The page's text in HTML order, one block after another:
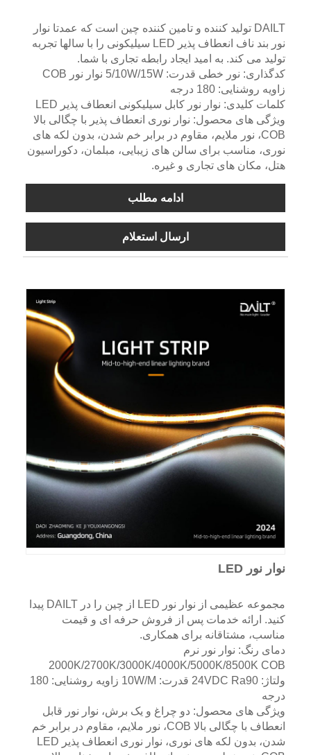
DAILT تولید کننده و تامین کننده چین است که عمدتا نوار
نور بند ناف انعطاف پذیر LED سیلیکونی را با سالها تجربه
تولید می کند. به امید ایجاد رابطه تجاری با شما.
کدگذاری: نور خطی قدرت: 5/10W/15W نوار نور COB
زاویه روشنایی: 180 درجه
کلمات کلیدی: نوار نور کابل سیلیکونی انعطاف پذیر LED
ویژگی های محصول: نوار نوری انعطاف پذیر با چگالی بالا
COB، نور ملایم، مقاوم در برابر خم شدن، بدون لکه های
نوری، مناسب برای سالن های زیبایی، مبلمان، دکوراسیون
هتل، مکان های تجاری و غیره.
ادامه مطلب
ارسال استعلام
نوار نور LED
مجموعه عظیمی از نوار نور LED از چین را در DAILT پیدا
کنید. ارائه خدمات پس از فروش حرفه ای و قیمت
مناسب، مشتاقانه برای همکاری.
دمای رنگ: نوار نور نرم
2000K/2700K/3000K/4000K/5000K/8500K COB
ولتاژ: 24VDC Ra90 قدرت: 10W/M زاویه روشنایی: 180
درجه
ویژگی های محصول: دو چراغ و یک برش، نوار نور قابل
انعطاف با چگالی بالا COB، نور ملایم، مقاوم در برابر خم
شدن، بدون لکه های نوری، نوار نوری انعطاف پذیر LED